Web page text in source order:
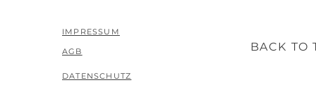
IMPRESSUM
AGB BACK TO
DATENSCHUTZ